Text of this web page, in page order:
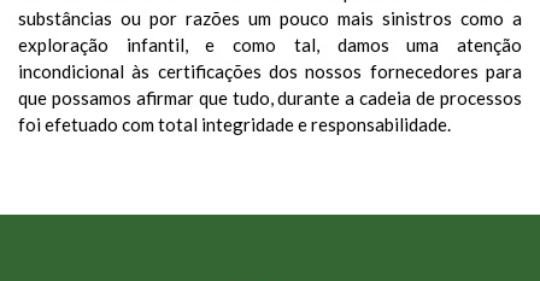
substâncias ou por razões um pouco mais sinistros como a
exploração infantil, e como tal, damos uma atenção
incondicional às certificações dos nossos fornecedores para
que possamos afirmar que tudo, durante a cadeia de processos
foi efetuado com total integridade e responsabilidade.